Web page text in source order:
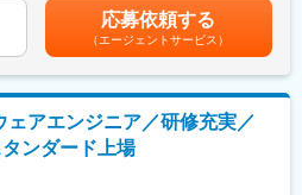
年がほとんどですが、長い案件ですと10
ご経験や希望に合わせたアサインが可能
部にて約600 名が活躍中
複数名でのプロジェクト着手が基本と
目安の金額であり、選考を通じて上下す
給(月額)は固定手当を含めた表記です。
応募依頼する
（エージェントサービス）
ェアエンジニア／研修充実／
ンダード上場